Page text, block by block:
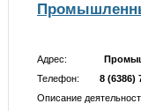
Адрес:
Телефон:
8 (6386)
Описание